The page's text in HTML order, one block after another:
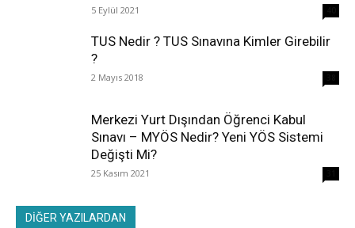
5 Eylül 2021
TUS Nedir ? TUS Sınavına Kimler Girebilir
?
2 Mayıs 2018
Merkezi Yurt Dışından Öğrenci Kabul
Sınavı – MYÖS Nedir? Yeni YÖS Sistemi
Değişti Mi?
25 Kasım 2021
DİĞER YAZILARDAN